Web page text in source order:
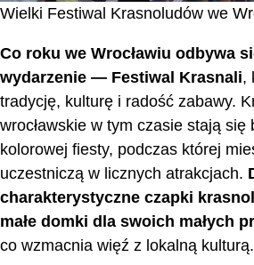
Wielki Festiwal Krasnoludów we
Co roku we Wrocławiu odbywa
wydarzenie — Festiwal Krasnali,
tradycję, kulturę i radość zabawy.
wrocławskie w tym czasie stają się
kolorowej fiesty, podczas której
uczestniczą w licznych atrakcjach.
charakterystyczne czapki
małe domki dla swoich małych
co wzmacnia więź z lokalną kulturą.